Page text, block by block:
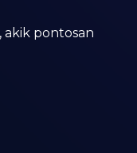
akik pontosan